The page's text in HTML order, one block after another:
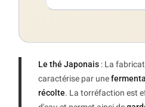
Le thé Japonais : La
caractérise par une
récolte. La torréfaction est